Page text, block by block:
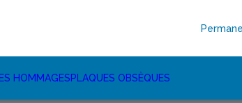
HOMMAGESPLAQUES OBSÈQUES